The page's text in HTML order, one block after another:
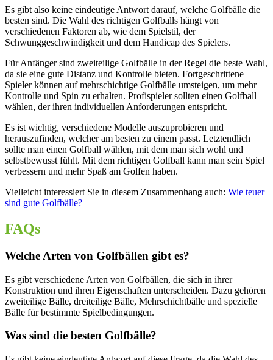
Es gibt also keine eindeutige Antwort darauf, welche Golfbälle die
besten sind. Die Wahl des richtigen Golfballs hängt von
verschiedenen Faktoren ab, wie dem Spielstil, der
Schwunggeschwindigkeit und dem Handicap des Spielers.
Für Anfänger sind zweiteilige Golfbälle in der Regel die beste Wahl,
da sie eine gute Distanz und Kontrolle bieten. Fortgeschrittene
Spieler können auf mehrschichtige Golfbälle umsteigen, um mehr
Kontrolle und Spin zu erhalten. Profispieler sollten einen Golfball
wählen, der ihren individuellen Anforderungen entspricht.
Es ist wichtig, verschiedene Modelle auszuprobieren und
herauszufinden, welcher am besten zu einem passt. Letztendlich
sollte man einen Golfball wählen, mit dem man sich wohl und
selbstbewusst fühlt. Mit dem richtigen Golfball kann man sein Spiel
verbessern und mehr Spaß am Golfen haben.
Vielleicht interessiert Sie in diesem Zusammenhang auch: Wie teuer
sind gute Golfbälle?
FAQs
Welche Arten von Golfbällen gibt es?
Es gibt verschiedene Arten von Golfbällen, die sich in ihrer
Konstruktion und ihren Eigenschaften unterscheiden. Dazu gehören
zweiteilige Bälle, dreiteilige Bälle, Mehrschichtbälle und spezielle
Bälle für bestimmte Spielbedingungen.
Was sind die besten Golfbälle?